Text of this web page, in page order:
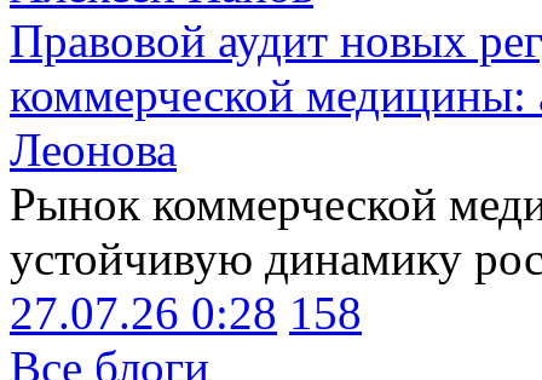
Правовой аудит новых
коммерческой медицины:
Леонова
Рынок коммерческой
устойчивую динамику
27.07.26 0:28 158
Все блоги